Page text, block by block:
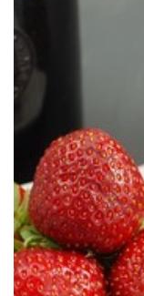
Una exquisita